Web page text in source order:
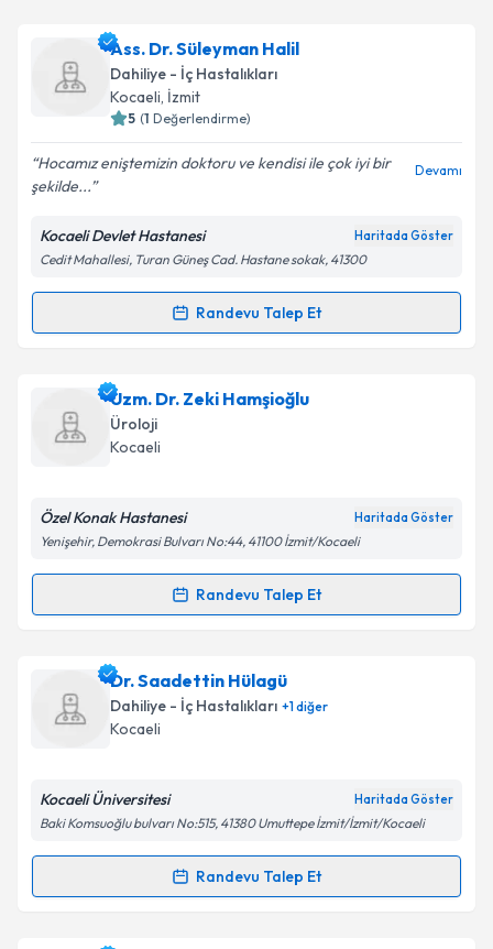
Uzm. Dr. Gürbüz Perktaşiçin randevu takvimi talebi
oluşturun. Size bu uzmandan randevu almanız için bir
takvim hazırlandığında e-posta ile bilgilendireceğiz.
Kişisel verilerimin işlenmesine ilişkin
Aydınlatma
Metni'ni okudum ve kişisel verilerimin belirtilen
kapsamda işlenmesini kabul ediyorum.
Ass. Dr. Süleyman Halil
Dahiliye - İç Hastalıkları
Kocaeli, İzmit
5 (1 Değerlendirme)
Hocamız eniştemizin doktoru ve kendisi ile çok iyi bir
şekilde...
Devamı
Kocaeli Devlet Hastanesi Haritada Göster
Cedit Mahallesi, Turan Güneş Cad. Hastane sokak, 41300
Randevu Talep Et
Randevu Takvimi Talebi
Ass. Dr. Süleyman Haliliçin randevu takvimi talebi
oluşturun. Size bu uzmandan randevu almanız için bir
takvim hazırlandığında e-posta ile bilgilendireceğiz.
Kişisel verilerimin işlenmesine ilişkin
Metni'ni okudum ve kişisel verilerimin belirtilen
Takvim Talebini Gönder
Uzm. Dr. Zeki Hamşioğlu
Üroloji
Kocaeli
Özel Konak Hastanesi Haritada Göster
Yenişehir, Demokrasi Bulvarı No:44, 41100 İzmit/Kocaeli
Randevu Talep Et
Randevu Takvimi Talebi
Uzm. Dr. Zeki Hamşioğluiçin randevu takvimi talebi
oluşturun. Size bu uzmandan randevu almanız için bir
takvim hazırlandığında e-posta ile bilgilendireceğiz.
Kişisel verilerimin işlenmesine ilişkin
Metni'ni okudum ve kişisel verilerimin belirtilen
Dr. Saadettin Hülagü
Dahiliye - İç Hastalıkları +1diğer
Kocaeli
Kocaeli Üniversitesi Haritada Göster
Baki Komsuoğlu bulvarı No:515, 41380 Umuttepe İzmit/İzmit/Kocaeli
Randevu Talep Et
Randevu Takvimi Talebi